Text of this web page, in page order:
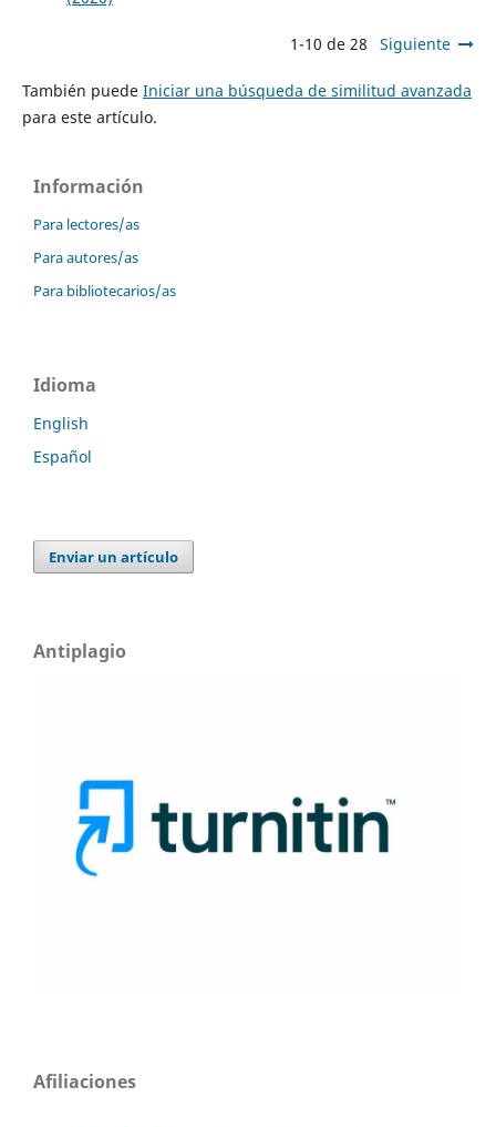
1-10 de 28 Siguiente
También puede Iniciar una búsqueda de similitud avanzada
para este artículo.
Información
Para lectores/as
Para autores/as
Para bibliotecarios/as
Idioma
English
Español
Enviar un artículo
Antiplagio
Afiliaciones